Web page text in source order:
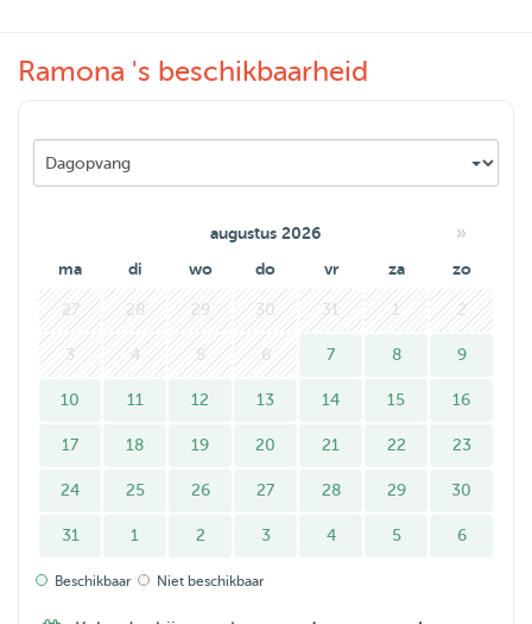
Ramona 's beschikbaarheid
augustus 2026 »
ma di wo do vr za zo
27 28 29 30 31 1 2
3 4 5 6 7 8 9
10 11 12 13 14 15 16
17 18 19 20 21 22 23
24 25 26 27 28 29 30
31 1 2 3 4 5 6
Beschikbaar Niet beschikbaar